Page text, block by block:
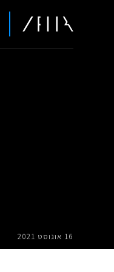
16 אוגוסט 2021